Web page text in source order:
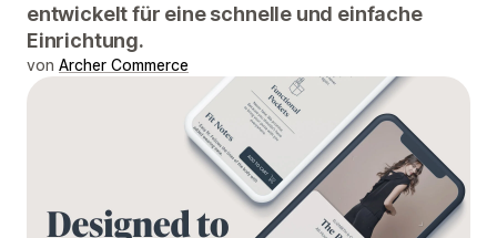
entwickelt für eine schnelle und einfache
Einrichtung.
von Archer Commerce